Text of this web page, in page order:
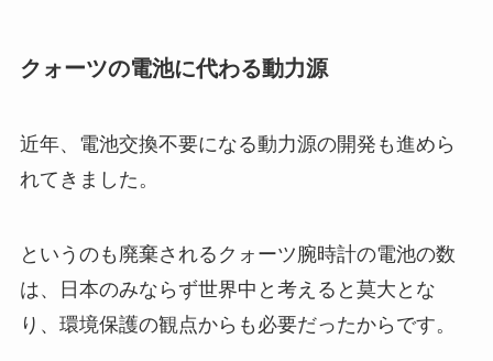
クォーツの電池に代わる動力源
近年、電池交換不要になる動力源の開発も進めら
れてきました。
というのも廃棄されるクォーツ腕時計の電池の数
は、日本のみならず世界中と考えると莫大とな
り、環境保護の観点からも必要だったからです。